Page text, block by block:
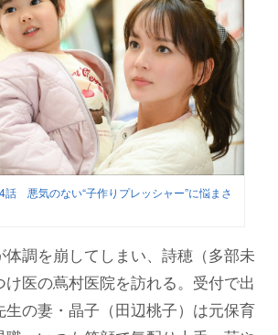
話 悪気のない“子作りプレッシャー”に悩まさ
調を崩してしまい、詩穂（多部未
医の蔦村医院を訪れる。受付で出
の妻・晶子（田辺桃子）は元保育